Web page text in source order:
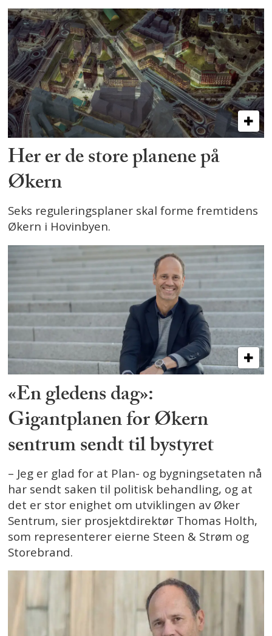
Her er de store planene på
Økern
Seks reguleringsplaner skal forme fremtidens
Økern i Hovinbyen.
«En gledens dag»:
Gigantplanen for Økern
sentrum sendt til bystyret
– Jeg er glad for at Plan- og bygningsetaten nå
har sendt saken til politisk behandling, og at
det er stor enighet om utviklingen av Øker
Sentrum, sier prosjektdirektør Thomas Holth,
som representerer eierne Steen & Strøm og
Storebrand.